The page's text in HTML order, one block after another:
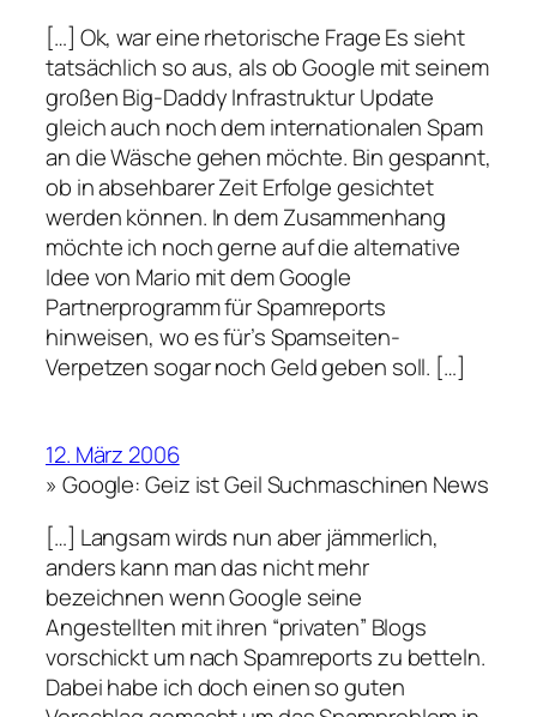
[…] Ok, war eine rhetorische Frage Es sieht
tatsächlich so aus, als ob Google mit seinem
großen Big-Daddy Infrastruktur Update
gleich auch noch dem internationalen Spam
an die Wäsche gehen möchte. Bin gespannt,
ob in absehbarer Zeit Erfolge gesichtet
werden können. In dem Zusammenhang
möchte ich noch gerne auf die alternative
Idee von Mario mit dem Google
Partnerprogramm für Spamreports
hinweisen, wo es für’s Spamseiten-
Verpetzen sogar noch Geld geben soll. […]
12. März 2006
» Google: Geiz ist Geil Suchmaschinen News
[…] Langsam wirds nun aber jämmerlich,
anders kann man das nicht mehr
bezeichnen wenn Google seine
Angestellten mit ihren “privaten” Blogs
vorschickt um nach Spamreports zu betteln.
Dabei habe ich doch einen so guten